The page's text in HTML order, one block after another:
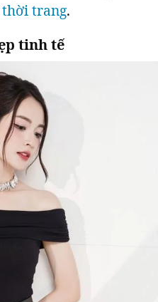
Bạn cần biết
Liên hệ quảng cáo
thời trang.
tinh tế